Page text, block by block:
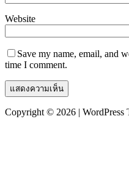
Website
Save my name, email, and
time I comment.
Copyright © 2026 | WordPress